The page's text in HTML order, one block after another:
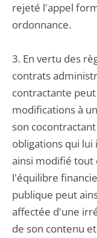
rejeté l'appel
ordonnance.
3. En vertu des
contrats
contractante
modifications à
son
obligations qui
ainsi modifié tout
l'équilibre
publique peut
affectée d'une
de son contenu